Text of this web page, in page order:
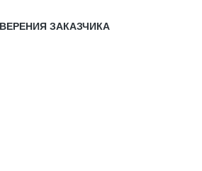
ЗАКАЗЧИКА